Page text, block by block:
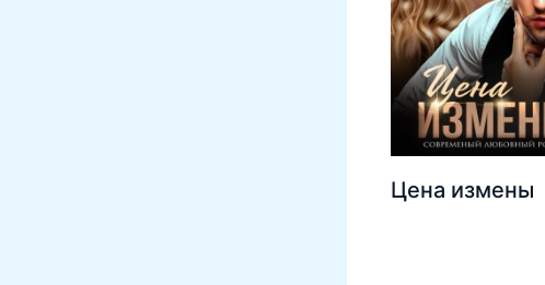
Цена измены